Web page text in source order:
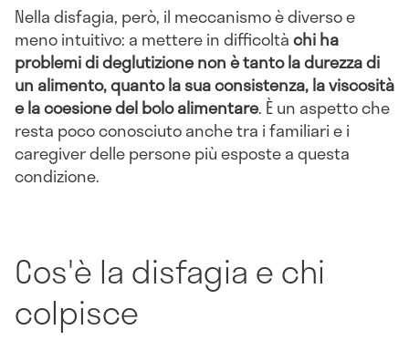
Nella disfagia, però, il meccanismo è diverso e
meno intuitivo: a mettere in difficoltàchi ha
problemi di deglutizione non è tanto la durezza di
un alimento, quanto la sua consistenza, la viscosità
e la coesione del bolo alimentare. È un aspetto che
resta poco conosciuto anche tra i familiari e i
caregiver delle persone più esposte a questa
condizione.
Cos'è la disfagia e chi
colpisce